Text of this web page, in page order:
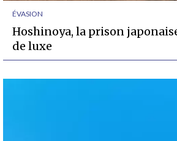
ÉVASION
Hoshinoya, la prison
de luxe